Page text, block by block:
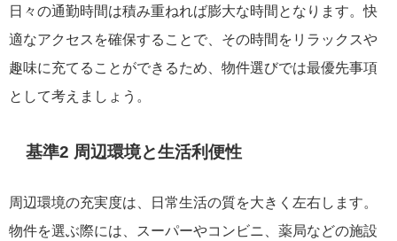
日々の通勤時間は積み重ねれば膨大な時間となります。快
適なアクセスを確保することで、その時間をリラックスや
趣味に充てることができるため、物件選びでは最優先事項
として考えましょう。
基準2 周辺環境と生活利便性
周辺環境の充実度は、日常生活の質を大きく左右します。
物件を選ぶ際には、スーパーやコンビニ、薬局などの施設